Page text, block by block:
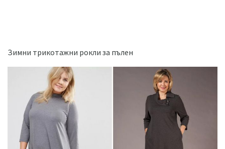
Зимни трикотажни рокли за пълен